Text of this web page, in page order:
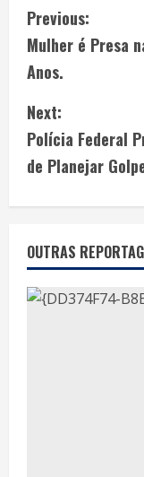
Previous:
Mulher é Presa
Anos.
Next:
Polícia Federal
de Planejar
OUTRAS